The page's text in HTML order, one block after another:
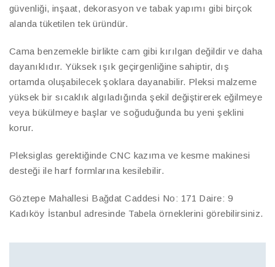
güvenliği, inşaat, dekorasyon ve tabak yapımı gibi birçok
alanda tüketilen tek üründür.
Cama benzemekle birlikte cam gibi kırılgan değildir ve daha
dayanıklıdır. Yüksek ışık geçirgenliğine sahiptir, dış
ortamda oluşabilecek şoklara dayanabilir. Pleksi malzeme
yüksek bir sıcaklık algıladığında şekil değiştirerek eğilmeye
veya bükülmeye başlar ve soğuduğunda bu yeni şeklini
korur.
Pleksiglas gerektiğinde CNC kazıma ve kesme makinesi
desteği ile harf formlarına kesilebilir.
Göztepe Mahallesi Bağdat Caddesi No: 171 Daire: 9
Kadıköy İstanbul adresinde Tabela örneklerini görebilirsiniz.